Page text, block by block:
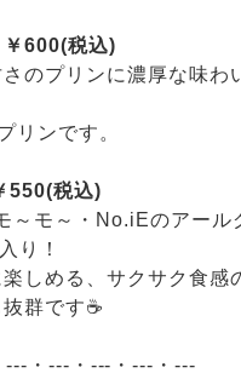
600(税込)
のプリンに濃厚な味わ
ンです。
税込)
モ～・No.iEのアール
り！
しめる、サクサク食感
群です☕
・---・---・---・---